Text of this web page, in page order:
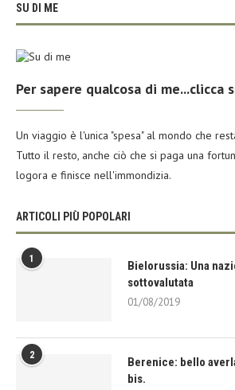
SU DI ME
Per sapere qualcosa di me...clicca
Un viaggio è l'unica "spesa" al mondo che
Tutto il resto, anche ciò che si paga una
logora e finisce nell'immondizia.
ARTICOLI PIÙ POPOLARI
1
Bielorussia: Una
sottovalutata
01/08/2019
2
Berenice: bello
bis.